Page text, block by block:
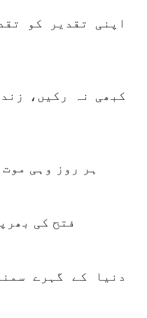
اپنی تقدیر کو
کبھی نہ رکیں،
ہر روز وہی
فتح کی
دنیا کے گہرے